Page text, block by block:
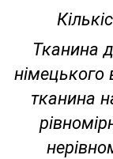
Тканина
тканина